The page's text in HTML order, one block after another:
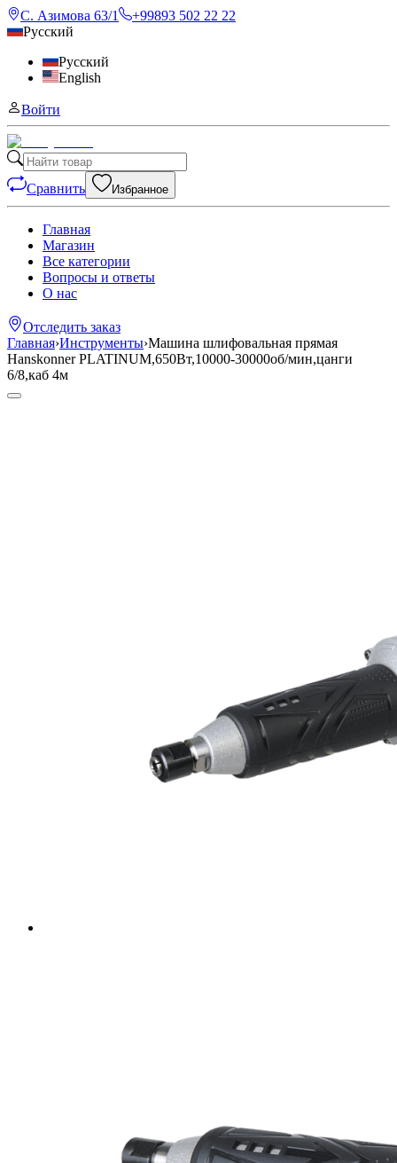
С. Азимова 63/1
+99893 502 22 22
Русский
Русский
English
Войти
Сравнить Избранное
Главная
Магазин
Все категории
Вопросы и ответы
О нас
Отследить заказ
Главная›Инструменты›Машина шлифовальная прямая
Hanskonner PLATINUM,650Вт,10000-30000об/мин,цанги
6/8,каб 4м